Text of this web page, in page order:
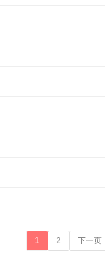
1 2 下一页